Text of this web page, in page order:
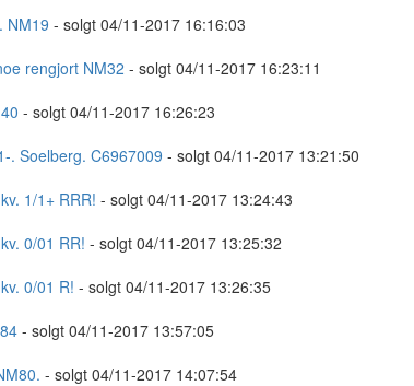
NM19 - solgt 04/11-2017 16:16:03
rengjort NM32 - solgt 04/11-2017 16:23:11
- solgt 04/11-2017 16:26:23
. Soelberg. C6967009 - solgt 04/11-2017 13:21:50
1/1+ RRR! - solgt 04/11-2017 13:24:43
0/01 RR! - solgt 04/11-2017 13:25:32
0/01 R! - solgt 04/11-2017 13:26:35
- solgt 04/11-2017 13:57:05
- solgt 04/11-2017 14:07:54